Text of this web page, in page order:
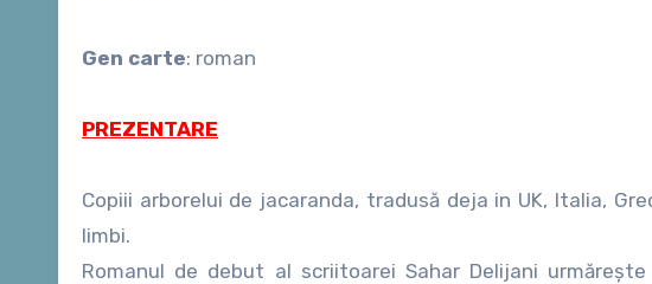
Gen carte: roman
PREZENTARE
Copiii arborelui de jacaranda, tradusă deja in UK, Italia,
limbi.
Romanul de debut al scriitoarei Sahar Delijani